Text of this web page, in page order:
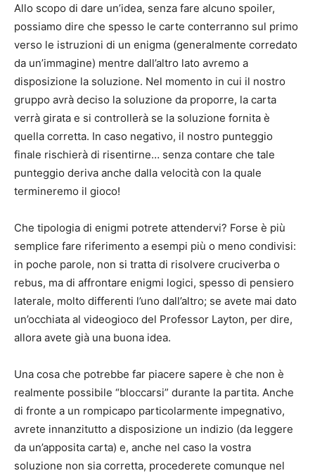
Allo scopo di dare un’idea, senza fare alcuno spoiler,
possiamo dire che spesso le carte conterranno sul primo
verso le istruzioni di un enigma (generalmente corredato
da un’immagine) mentre dall’altro lato avremo a
disposizione la soluzione. Nel momento in cui il nostro
gruppo avrà deciso la soluzione da proporre, la carta
verrà girata e si controllerà se la soluzione fornita è
quella corretta. In caso negativo, il nostro punteggio
finale rischierà di risentirne… senza contare che tale
punteggio deriva anche dalla velocità con la quale
termineremo il gioco!
Che tipologia di enigmi potrete attendervi? Forse è più
semplice fare riferimento a esempi più o meno condivisi:
in poche parole, non si tratta di risolvere cruciverba o
rebus, ma di affrontare enigmi logici, spesso di pensiero
laterale, molto differenti l’uno dall’altro; se avete mai dato
un’occhiata al videogioco del Professor Layton, per dire,
allora avete già una buona idea.
Una cosa che potrebbe far piacere sapere è che non è
realmente possibile “bloccarsi” durante la partita. Anche
di fronte a un rompicapo particolarmente impegnativo,
avrete innanzitutto a disposizione un indizio (da leggere
da un’apposita carta) e, anche nel caso la vostra
soluzione non sia corretta, procederete comunque nel